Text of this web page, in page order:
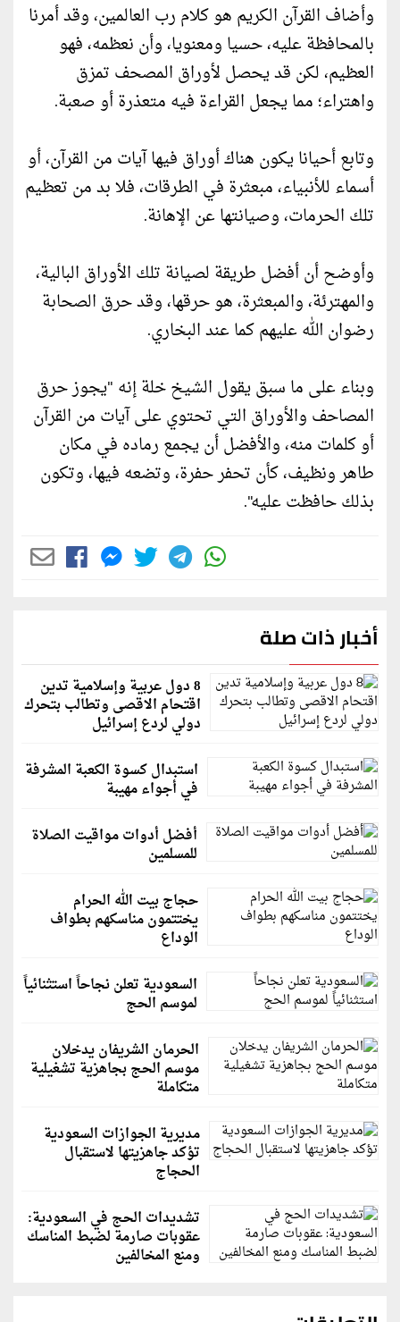
وأضاف القرآن الكريم هو كلام رب العالمين، وقد أمرنا
بالمحافظة عليه، حسيا ومعنويا، وأن نعظمه، فهو
العظيم، لكن قد يحصل لأوراق المصحف تمزق
واهتراء؛ مما يجعل القراءة فيه متعذرة أو صعبة.
وتابع أحيانا يكون هناك أوراق فيها آيات من القرآن، أو
أسماء للأنبياء، مبعثرة في الطرقات، فلا بد من تعظيم
تلك الحرمات، وصيانتها عن الإهانة.
وأوضح أن أفضل طريقة لصيانة تلك الأوراق البالية،
والمهترئة، والمبعثرة، هو حرقها، وقد حرق الصحابة
رضوان الله عليهم كما عند البخاري.
وبناء على ما سبق يقول الشيخ خلة إنه "يجوز حرق
المصاحف والأوراق التي تحتوي على آيات من القرآن
أو كلمات منه، والأفضل أن يجمع رماده في مكان
طاهر ونظيف، كأن تحفر حفرة، وتضعه فيها، وتكون
بذلك حافظت عليه".
أخبار ذات صلة
8 دول عربية وإسلامية تدين
اقتحام الاقصى وتطالب بتحرك
دولي لردع إسرائيل
استبدال كسوة الكعبة المشرفة
في أجواء مهيبة
أفضل أدوات مواقيت الصلاة
للمسلمين
حجاج بيت الله الحرام
يختتمون مناسكهم بطواف
الوداع
السعودية تعلن نجاحاً استثنائياً
لموسم الحج
الحرمان الشريفان يدخلان
موسم الحج بجاهزية تشغيلية
متكاملة
مديرية الجوازات السعودية
تؤكد جاهزيتها لاستقبال
الحجاج
تشديدات الحج في السعودية:
عقوبات صارمة لضبط المناسك
ومنع المخالفين